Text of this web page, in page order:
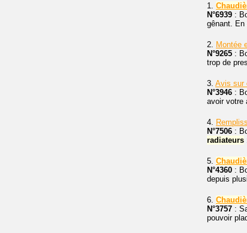
1.
N°6939 :
gênant. En
2. Montée
N°9265 :
trop de
3. Avis sur
N°3946 :
avoir votre
4.
N°7506 :
radiateurs
5.
N°4360 :
depuis
6.
N°3757 :
pouvoir